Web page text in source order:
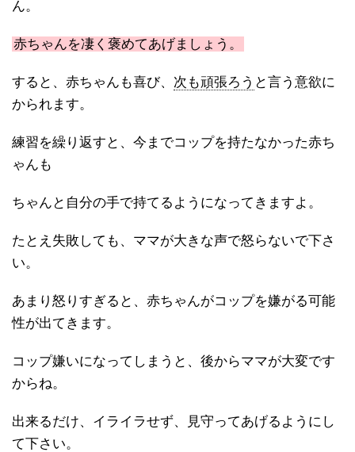
ん。
赤ちゃんを凄く褒めてあげましょう。
すると、赤ちゃんも喜び、 次も頑張ろう と言う意欲に
かられます。
練習を繰り返すと、今までコップを持たなかった赤ち
ゃんも
ちゃんと自分の手で持てるようになってきますよ。
たとえ失敗しても、ママが大きな声で怒らないで下さ
い。
あまり怒りすぎると、赤ちゃんがコップを嫌がる可能
性が出てきます。
コップ嫌いになってしまうと、後からママが大変です
からね。
出来るだけ、イライラせず、見守ってあげるようにし
て下さい。